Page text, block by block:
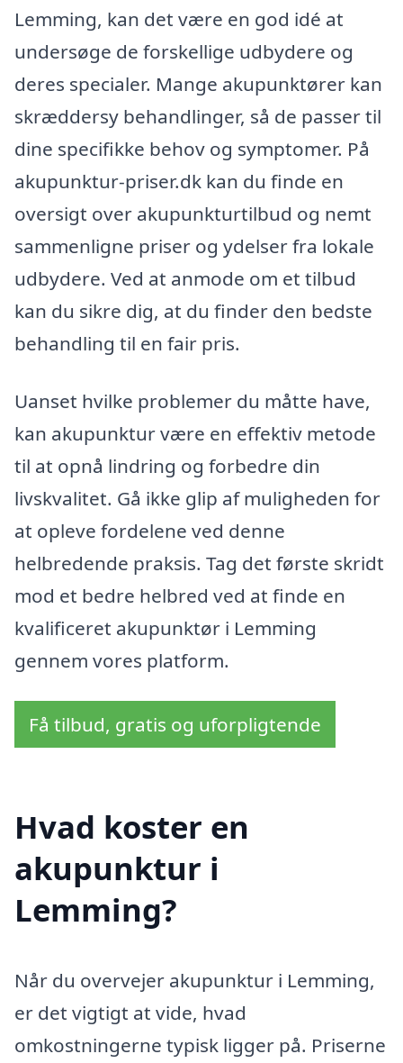
Lemming, kan det være en god idé at
undersøge de forskellige udbydere og
deres specialer. Mange akupunktører kan
skræddersy behandlinger, så de passer til
dine specifikke behov og symptomer. På
akupunktur-priser.dk kan du finde en
oversigt over akupunkturtilbud og nemt
sammenligne priser og ydelser fra lokale
udbydere. Ved at anmode om et tilbud
kan du sikre dig, at du finder den bedste
behandling til en fair pris.
Uanset hvilke problemer du måtte have,
kan akupunktur være en effektiv metode
til at opnå lindring og forbedre din
livskvalitet. Gå ikke glip af muligheden for
at opleve fordelene ved denne
helbredende praksis. Tag det første skridt
mod et bedre helbred ved at finde en
kvalificeret akupunktør i Lemming
gennem vores platform.
Få tilbud, gratis og uforpligtende
Hvad koster en
akupunktur i
Lemming?
Når du overvejer akupunktur i Lemming,
er det vigtigt at vide, hvad
omkostningerne typisk ligger på. Priserne